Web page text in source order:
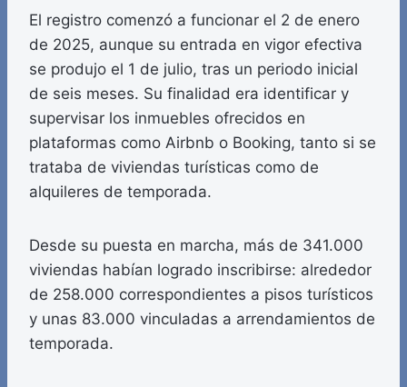
El registro comenzó a funcionar el 2 de enero
de 2025, aunque su entrada en vigor efectiva
se produjo el 1 de julio, tras un periodo inicial
de seis meses. Su finalidad era identificar y
supervisar los inmuebles ofrecidos en
plataformas como Airbnb o Booking, tanto si se
trataba de viviendas turísticas como de
alquileres de temporada.
Desde su puesta en marcha, más de 341.000
viviendas habían logrado inscribirse: alrededor
de 258.000 correspondientes a pisos turísticos
y unas 83.000 vinculadas a arrendamientos de
temporada.